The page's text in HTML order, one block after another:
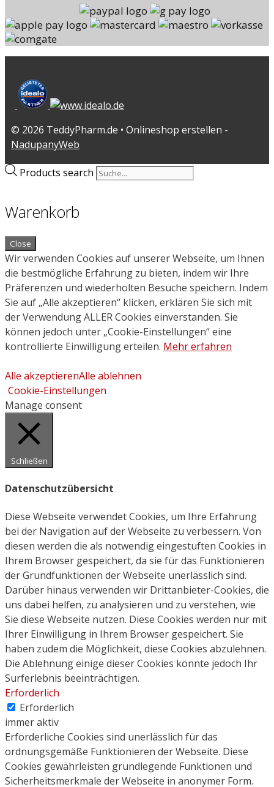
© 2026 TeddyPharm.de • Onlineshop erstellen -
NadupanyWeb
Products search
Warenkorb
Close
Wir verwenden Cookies auf unserer Webseite, um Ihnen
die bestmögliche Erfahrung zu bieten, indem wir Ihre
Präferenzen und wiederholten Besuche speichern. Indem
Sie auf „Alle akzeptieren“ klicken, erklären Sie sich mit
der Verwendung ALLER Cookies einverstanden. Sie
können jedoch unter „Cookie-Einstellungen“ eine
kontrollierte Einwilligung erteilen. Mehr erfahren
Alle akzeptierenAlle ablehnen
Cookie-Einstellungen
Manage consent
Schließen
Datenschutzübersicht
Diese Webseite verwendet Cookies, um Ihre Erfahrung
bei der Navigation auf der Webseite zu verbessern. Von
diesen werden die als notwendig eingestuften Cookies in
Ihrem Browser gespeichert, da sie für das Funktionieren
der Grundfunktionen der Webseite unerlässlich sind.
Darüber hinaus verwenden wir Drittanbieter-Cookies, die
uns dabei helfen, zu analysieren und zu verstehen, wie
Sie diese Webseite nutzen. Diese Cookies werden nur mit
Ihrer Einwilligung in Ihrem Browser gespeichert. Sie
haben zudem die Möglichkeit, diese Cookies abzulehnen.
Die Ablehnung einige dieser Cookies könnte jedoch Ihr
Surferlebnis beeinträchtigen.
Erforderlich
Erforderlich
immer aktiv
Erforderliche Cookies sind unerlässlich für das
ordnungsgemäße Funktionieren der Webseite. Diese
Cookies gewährleisten grundlegende Funktionen und
Sicherheitsmerkmale der Webseite in anonymer Form.